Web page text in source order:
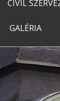
CIVIL
GALÉRIA